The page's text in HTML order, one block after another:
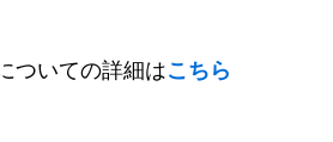
ついての詳細はこちら